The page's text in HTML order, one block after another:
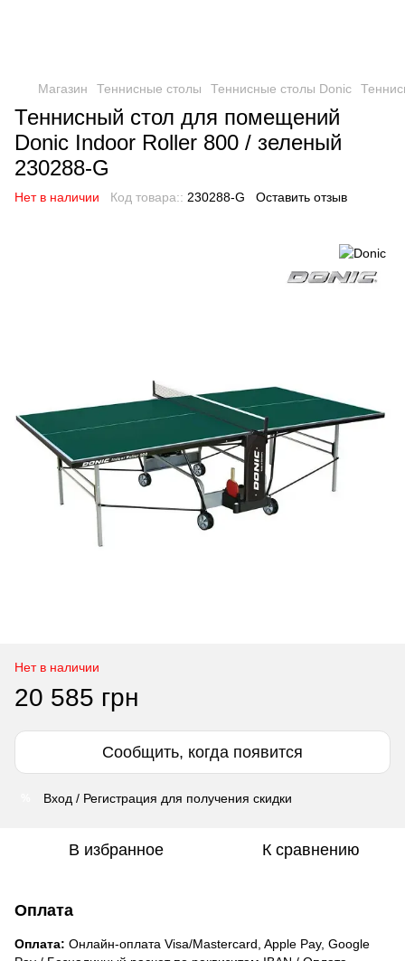
Магазин Теннисные столы Теннисные столы Donic
Теннисный стол для помещений
Donic Indoor Roller 800 / зеленый
230288-G
Нет в наличии Код товара:: 230288-G Оставить отзыв
Нет в наличии
20 585 грн
Сообщить, когда появится
Вход / Регистрация для получения скидки
В избранное К сравнению
Оплата
Оплата: Онлайн-оплата Visa/Mastercard, Apple Pay, Google